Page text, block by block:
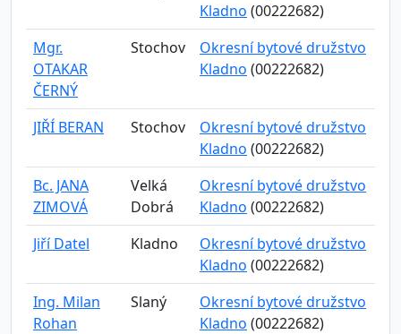
Kladno (00222682)
Mgr.
OTAKAR
ČERNÝ
Stochov
Okresní bytové družstvo
Kladno (00222682)
JIŘÍ BERAN Stochov
Okresní bytové družstvo
Kladno (00222682)
Bc. JANA
ZIMOVÁ
Velká
Dobrá
Okresní bytové družstvo
Kladno (00222682)
Jiří Datel
Kladno
Okresní bytové družstvo
Kladno (00222682)
Ing. Milan
Rohan
Slaný
Okresní bytové družstvo
Kladno (00222682)